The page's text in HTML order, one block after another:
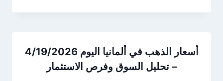
أسعار الذهب في ألمانيا اليوم 4/19/2026
– تحليل السوق وفرص الاستثمار